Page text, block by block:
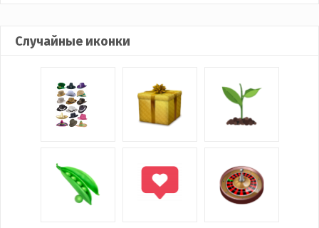
Случайные иконки